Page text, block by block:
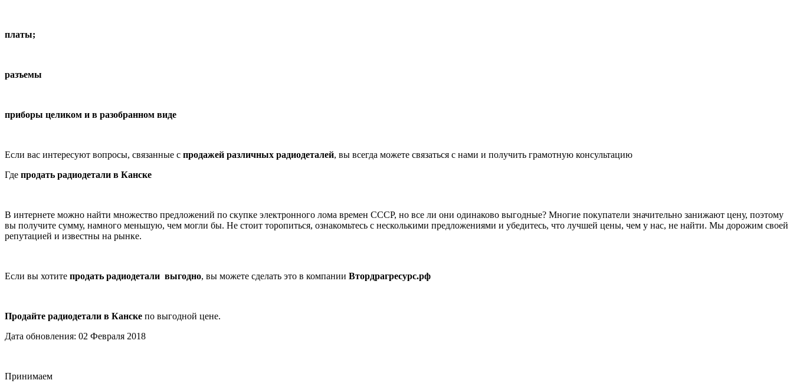
платы;
разъемы
приборы целиком и в разобранном виде
Если вас интересуют вопросы, связанные с продажей различных радиодеталей, вы всегда можете связаться с нами и получить грамотную консультацию
Где продать радиодетали в Канске
В интернете можно найти множество предложений по скупке электронного лома времен СССР, но все ли они одинаково выгодные? Многие покупатели значительно занижают цену, поэтому
вы получите сумму, намного меньшую, чем могли бы. Не стоит торопиться, ознакомьтесь с несколькими предложениями и убедитесь, что лучшей цены, чем у нас, не найти. Мы дорожим своей
репутацией и известны на рынке.
Если вы хотите продать радиодетали выгодно, вы можете сделать это в компании Втордрагресурс.рф
Продайте радиодетали в Канске по выгодной цене.
Дата обновления: 02 Февраля 2018
Принимаем